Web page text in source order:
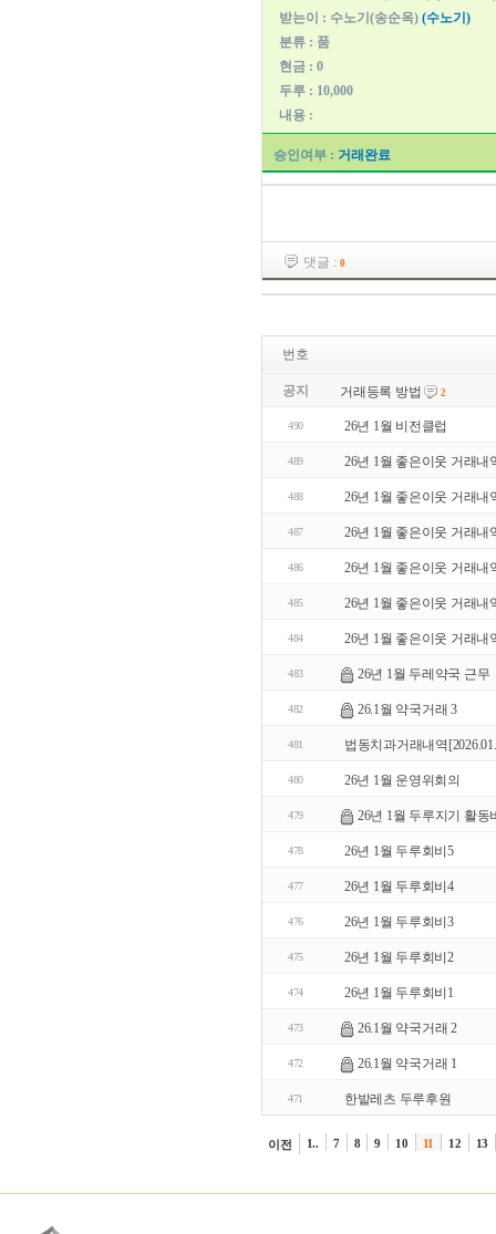
받는이 : 수노기(송순옥) (수노기)
분류 : 품
현금 : 0
두루 : 10,000
내용 :
승인여부 : 거래완료
댓글 : 0
번호
공지 거래등록 방법 2
490 26년 1월 비전클럽
489 26년 1월 좋은이웃 거래내
488 26년 1월 좋은이웃 거래내
487 26년 1월 좋은이웃 거래내
486 26년 1월 좋은이웃 거래내
485 26년 1월 좋은이웃 거래내
484 26년 1월 좋은이웃 거래내
483 26년 1월 두레약국 근무
482 26.1월 약국거래 3
481 법동치과거래내역
480 26년 1월 운영위회의
479 26년 1월 두루지기 활동
478 26년 1월 두루회비5
477 26년 1월 두루회비4
476 26년 1월 두루회비3
475 26년 1월 두루회비2
474 26년 1월 두루회비1
473 26.1월 약국거래 2
472 26.1월 약국거래 1
471 한밭레츠 두루후원
이전 1.. 7 8 9 10 11 12 13